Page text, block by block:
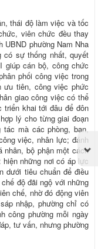
thái độ làm việc và tốc
viên chức đều thay
phường Nam Nha
có sự thống nhất, quyết
giúp cán bộ, công chức
phối công việc trong
tiên, công việc phức
giao công việc có thể
khai tới đâu để đôn
lý cho từng giai đoạn
mà các phòng, ban,
việc, nhân lực; đánh
nhân, bộ phận một cách
những nơi có áp lực
dưới tiêu chuẩn để điều
độ đãi ngộ với những
chế, nhờ đó động viên
nhập, phường chỉ có
công phường mỗi ngày
tư vấn, nhưng phường